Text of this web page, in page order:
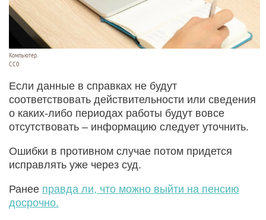
Компьютер.
CC0
Если данные в справках не будут
соответствовать действительности или сведения
о каких-либо периодах работы будут вовсе
отсутствовать – информацию следует уточнить.
Ошибки в противном случае потом придется
исправлять уже через суд.
Ранее правда ли, что можно выйти на пенсию
досрочно.